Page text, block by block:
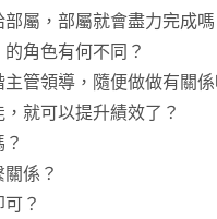
屬，部屬就會盡力完成嗎
角色有何不同？
管領導，隨便做做有關係
就可以提升績效了？
係？
？